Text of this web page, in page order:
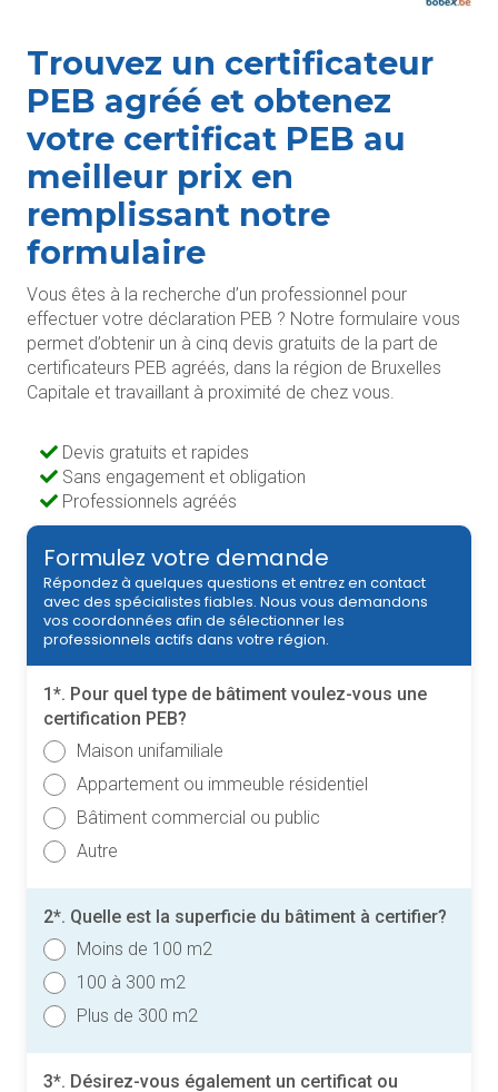
Trouvez un certificateur
PEB agréé et obtenez
votre certificat PEB au
meilleur prix en
remplissant notre
formulaire
Vous êtes à la recherche d’un professionnel pour
effectuer votre déclaration PEB ? Notre formulaire vous
permet d’obtenir un à cinq devis gratuits de la part de
certificateurs PEB agréés, dans la région de Bruxelles
Capitale et travaillant à proximité de chez vous.
Devis gratuits et rapides
Sans engagement et obligation
Professionnels agréés
Formulez votre demande
Répondez à quelques questions et entrez en contact
avec des spécialistes fiables. Nous vous demandons
vos coordonnées afin de sélectionner les
professionnels actifs dans votre région.
1*. Pour quel type de bâtiment voulez-vous une
certification PEB?
Maison unifamiliale
Appartement ou immeuble résidentiel
Bâtiment commercial ou public
Autre
2*. Quelle est la superficie du bâtiment à certifier?
Moins de 100 m2
100 à 300 m2
Plus de 300 m2
3*. Désirez-vous également un certificat ou